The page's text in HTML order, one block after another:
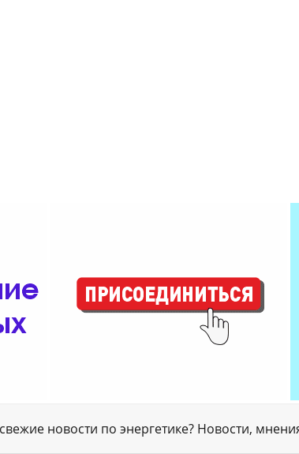
новости по энергетике? Новости,